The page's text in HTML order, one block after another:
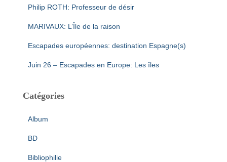
Philip ROTH: Professeur de désir
MARIVAUX: L’Île de la raison
Escapades européennes: destination Espagne(s)
Juin 26 – Escapades en Europe: Les îles
Catégories
Album
BD
Bibliophilie